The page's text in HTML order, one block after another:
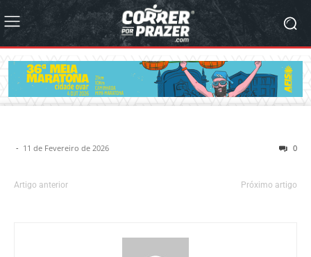
- 11 de Fevereiro de 2026 0
Artigo anterior Próximo artigo